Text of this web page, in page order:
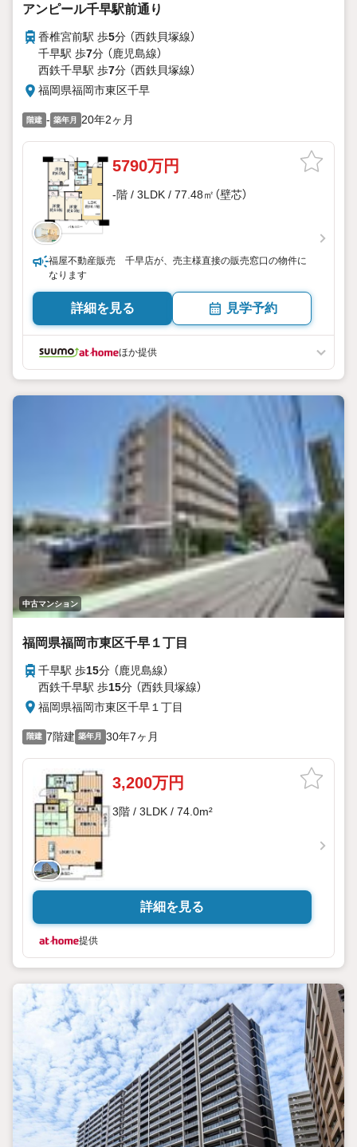
アンピール千早駅前通り
香椎宮前駅 歩5分 （西鉄貝塚線）
千早駅 歩7分 （鹿児島線）
西鉄千早駅 歩7分 （西鉄貝塚線）
福岡県福岡市東区千早
階建 - 築年月 20年2ヶ月
5790万円
-階 / 3LDK / 77.48㎡（壁芯）
福屋不動産販売 千早店が、売主様直接の販売窓口の物件に
なります
詳細を見る 見学予約
ほか提供
中古マンション
福岡県福岡市東区千早１丁目
千早駅 歩15分 （鹿児島線）
西鉄千早駅 歩15分 （西鉄貝塚線）
福岡県福岡市東区千早１丁目
階建 7階建 築年月 30年7ヶ月
3,200万円
3階 / 3LDK / 74.0m²
詳細を見る
提供